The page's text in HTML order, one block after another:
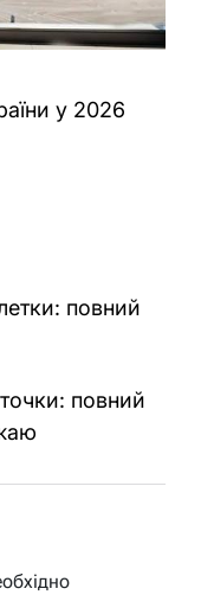
у 2026
повний
повний